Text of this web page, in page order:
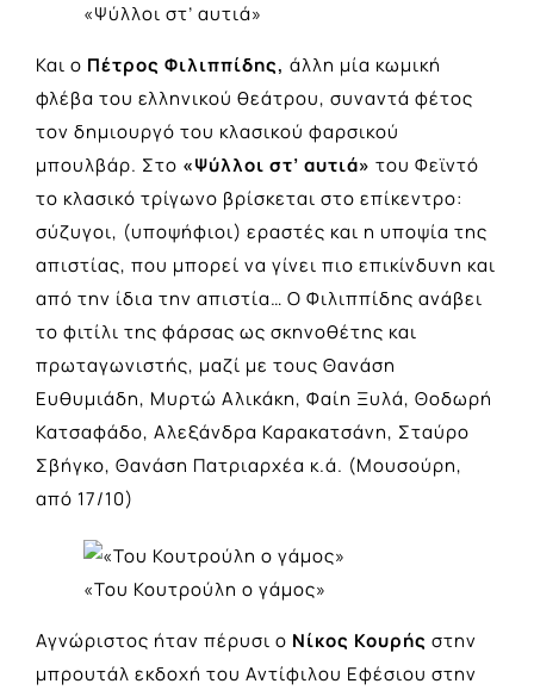
«Ψύλλοι στ’ αυτιά»
Και ο Πέτρος Φιλιππίδης, άλλη μία κωμική
φλέβα του ελληνικού θεάτρου, συναντά φέτος
τον δημιουργό του κλασικού φαρσικού
μπουλβάρ. Στο «Ψύλλοι στ’ αυτιά» του Φεϊντό
το κλασικό τρίγωνο βρίσκεται στο επίκεντρο:
σύζυγοι, (υποψήφιοι) εραστές και η υποψία της
απιστίας, που μπορεί να γίνει πιο επικίνδυνη και
από την ίδια την απιστία… Ο Φιλιππίδης ανάβει
το φιτίλι της φάρσας ως σκηνοθέτης και
πρωταγωνιστής, μαζί με τους Θανάση
Ευθυμιάδη, Μυρτώ Αλικάκη, Φαίη Ξυλά, Θοδωρή
Κατσαφάδο, Αλεξάνδρα Καρακατσάνη, Σταύρο
Σβήγκο, Θανάση Πατριαρχέα κ.ά. (Μουσούρη,
από 17/10)
«Του Κουτρούλη ο γάμος»
Αγνώριστος ήταν πέρυσι ο Νίκος Κουρής στην
μπρουτάλ εκδοχή του Αντίφιλου Εφέσιου στην